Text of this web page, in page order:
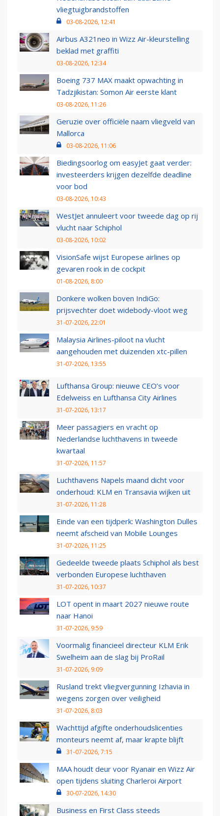
vliegtuigbrandstoffen
03-08-2026, 12:41
Airbus A321neo in Wizz Air-kleurstelling
beklad met graffiti
03-08-2026, 12:34
Boeing 737 MAX maakt opwachting in
Tadzjikistan: Somon Air eerste klant
03-08-2026, 11:26
Geruzie over officiële naam vliegveld van
Mallorca
03-08-2026, 11:06
Biedingsoorlog om easyJet gaat verder:
investeerders krijgen dezelfde deadline
voor bod
03-08-2026, 10:43
WestJet annuleert voor tweede dag op rij
vlucht naar Schiphol
03-08-2026, 10:02
VisionSafe wijst Europese airlines op
gevaren rook in de cockpit
01-08-2026, 8:00
Donkere wolken boven IndiGo:
prijsvechter doet widebody-vloot weg
31-07-2026, 22:01
Malaysia Airlines-piloot na vlucht
aangehouden met duizenden xtc-pillen
31-07-2026, 13:55
Lufthansa Group: nieuwe CEO’s voor
Edelweiss en Lufthansa City Airlines
31-07-2026, 13:17
Meer passagiers en vracht op
Nederlandse luchthavens in tweede
kwartaal
31-07-2026, 11:57
Luchthavens Napels maand dicht voor
onderhoud: KLM en Transavia wijken uit
31-07-2026, 11:28
Einde van een tijdperk: Washington Dulles
neemt afscheid van Mobile Lounges
31-07-2026, 11:25
Gedeelde tweede plaats Schiphol als best
verbonden Europese luchthaven
31-07-2026, 10:37
LOT opent in maart 2027 nieuwe route
naar Hanoi
31-07-2026, 9:59
Voormalig financieel directeur KLM Erik
Swelheim aan de slag bij ProRail
31-07-2026, 9:09
Rusland trekt vliegvergunning Izhavia in
wegens zorgen over veiligheid
31-07-2026, 8:03
Wachttijd afgifte onderhoudslicenties
monteurs neemt af, maar krapte blijft
31-07-2026, 7:15
MAA houdt deur voor Ryanair en Wizz Air
open tijdens sluiting Charleroi Airport
30-07-2026, 14:30
Business en First Class steeds